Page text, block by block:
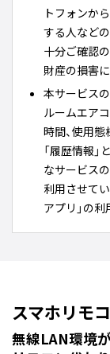
トフォンか
する人など
十分ご確認
財産の損害
本サービス
ルームエア
時間、使用
「履歴情報
なサービス
利用させて
アプリ」の
スマホリモ
無線LAN環境